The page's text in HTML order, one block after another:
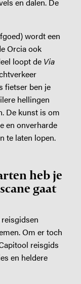
wordt een
Orcia ook
loopt de Via
fietser ben je
hellingen
De kunst is om
en onverharde
te laten lopen.
heb je
gaat
reisgidsen
Om er toch
reisgids
en heldere